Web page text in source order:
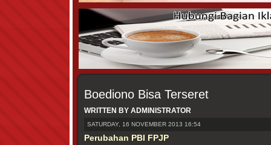
Boediono Bisa Terseret
WRITTEN BY ADMINISTRATOR
SATURDAY, 16 NOVEMBER 2013 16:54
Perubahan PBI FPJP